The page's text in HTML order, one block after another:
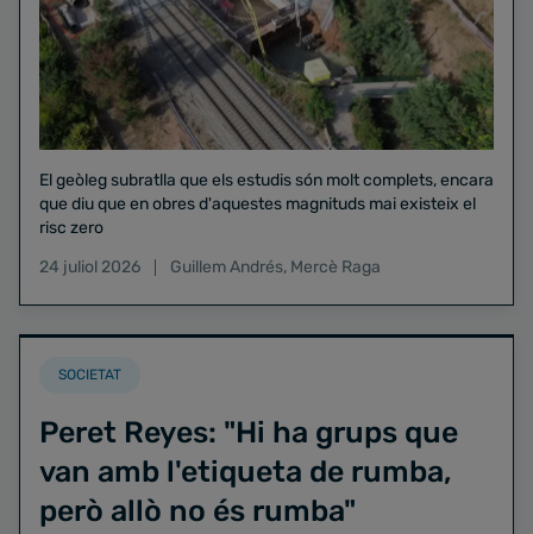
El geòleg subratlla que els estudis són molt complets, encara
que diu que en obres d'aquestes magnituds mai existeix el
risc zero
24 juliol 2026
Guillem Andrés, Mercè Raga
SOCIETAT
Peret Reyes: "Hi ha grups que
van amb l'etiqueta de rumba,
però allò no és rumba"